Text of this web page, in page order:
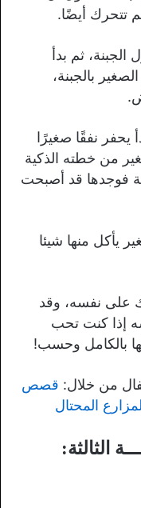
تتحرك أيضًا.
ثم بدأ
بالجبنة،
يحفر نفقًا صغيرًا
من خطته الذكية
فوجدها قد أصبحت
يأكل منها شيئا
على نفسه، وقد
إذا كنت تحب
بالكامل وحسب!
من خلال: قصص
المحتال
الثالثة: